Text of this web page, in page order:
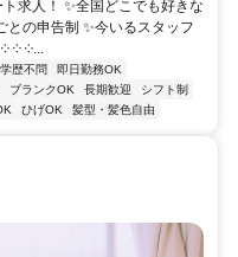
求人！ ✨全国どこでも好きな
の申告制 ✨今いるスタッフ
༶ ༶...
学歴不問
即日勤務OK
ブランクOK 長期歓迎
シフト制
ひげOK 髪型・髪色自由